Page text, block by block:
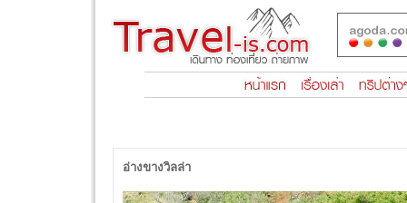
อ่างขางวิลล่า